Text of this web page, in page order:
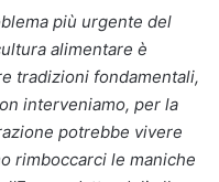
più urgente del
alimentare è
tradizioni fondamentali,
interveniamo, per la
potrebbe vivere
rimboccarci le maniche